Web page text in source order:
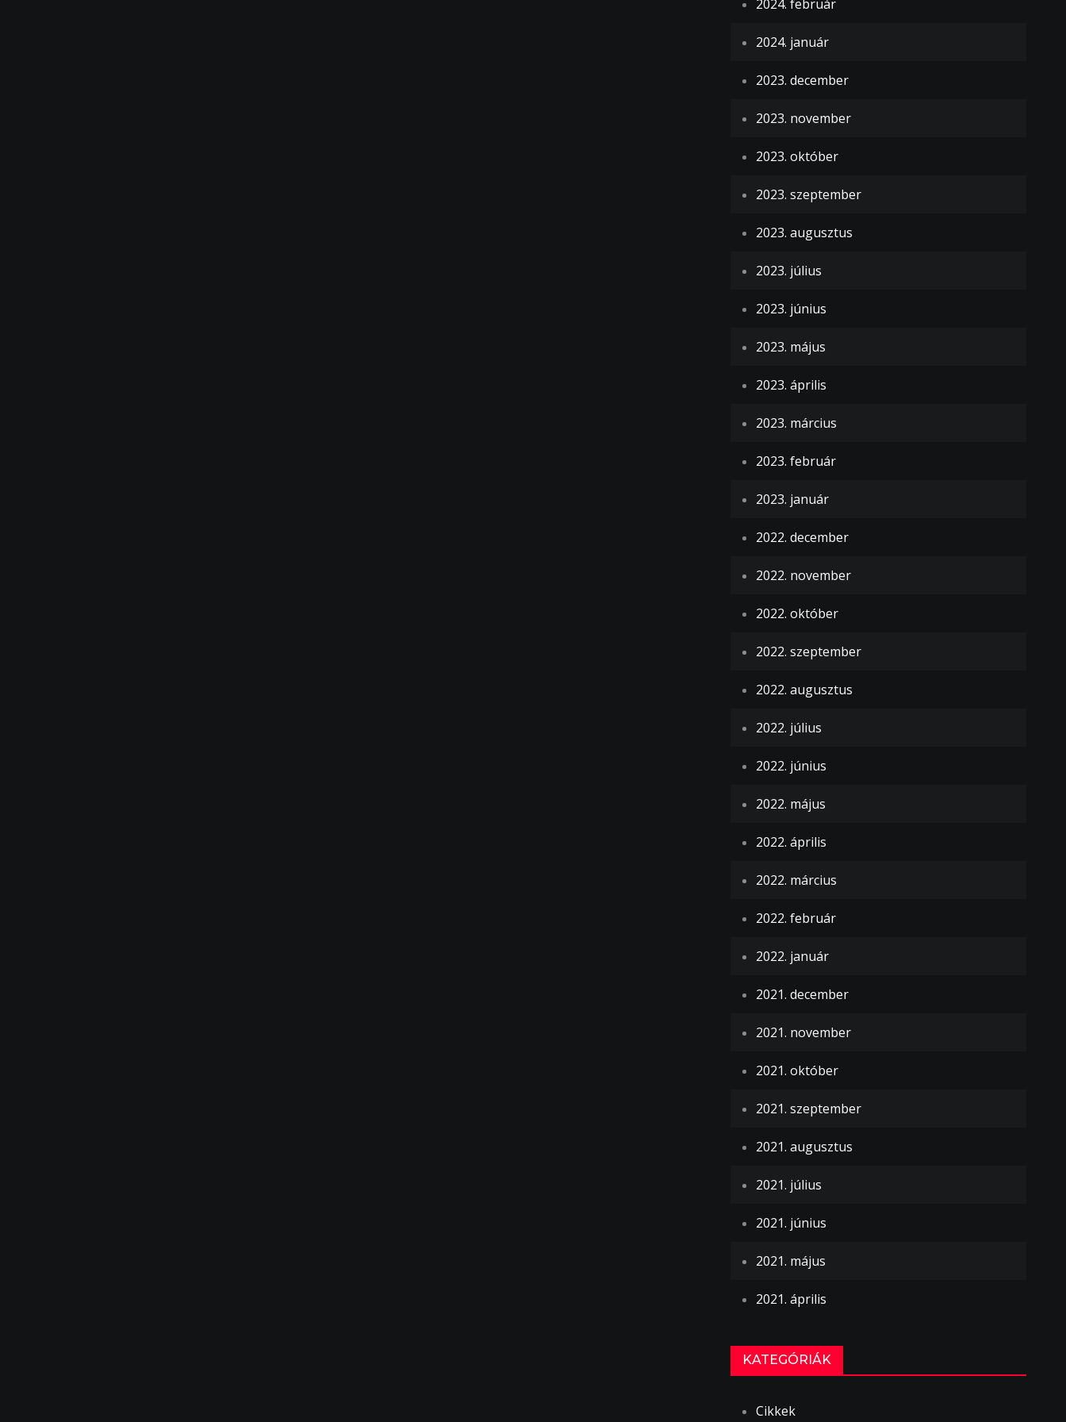
2024. február
2024. január
2023. december
2023. november
2023. október
2023. szeptember
2023. augusztus
2023. július
2023. június
2023. május
2023. április
2023. március
2023. február
2023. január
2022. december
2022. november
2022. október
2022. szeptember
2022. augusztus
2022. július
2022. június
2022. május
2022. április
2022. március
2022. február
2022. január
2021. december
2021. november
2021. október
2021. szeptember
2021. augusztus
2021. július
2021. június
2021. május
2021. április
KATEGÓRIÁK
Cikkek